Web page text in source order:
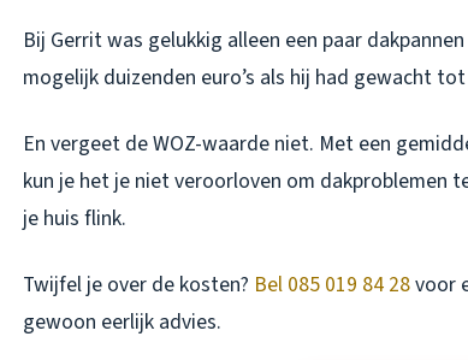
Bij Gerrit was gelukkig alleen een paar
mogelijk duizenden euro’s als hij had gewacht
En vergeet de WOZ-waarde niet. Met een
kun je het je niet veroorloven om dakproblemen
je huis flink.
Twijfel je over de kosten? Bel 085 019 84 28voor
gewoon eerlijk advies.